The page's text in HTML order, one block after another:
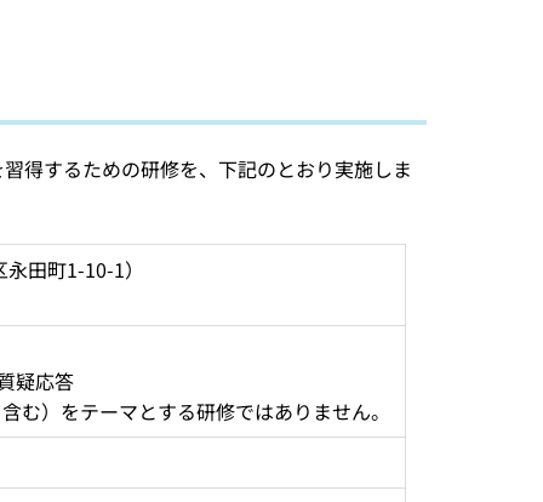
得するための研修を、下記のとおり実施しま
田町1-10-1）
疑応答
む）をテーマとする研修ではありません。